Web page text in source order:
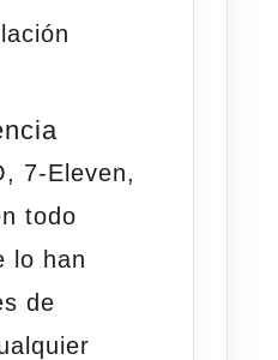
7-Eleven,
todo
lo han
de